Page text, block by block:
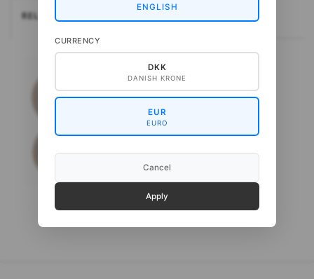
RELATEREDE
ENGLISH
CURRENCY
DKK
DANISH KRONE
EUR
EURO
Cancel
Apply